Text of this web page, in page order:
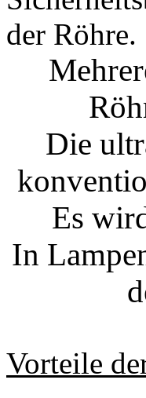
der Röhre.
Die
Es
In
Vorteile